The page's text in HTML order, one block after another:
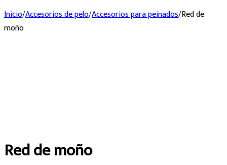
Inicio/Accesorios de pelo/Accesorios para peinados/Red de
moño
Red de moño